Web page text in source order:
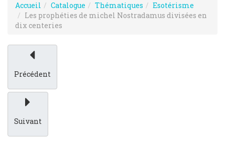
Accueil Catalogue Thématiques
Esotérisme
Les prophéties de michel Nostradamus divisées en
dix centeries
Précédent
Suivant